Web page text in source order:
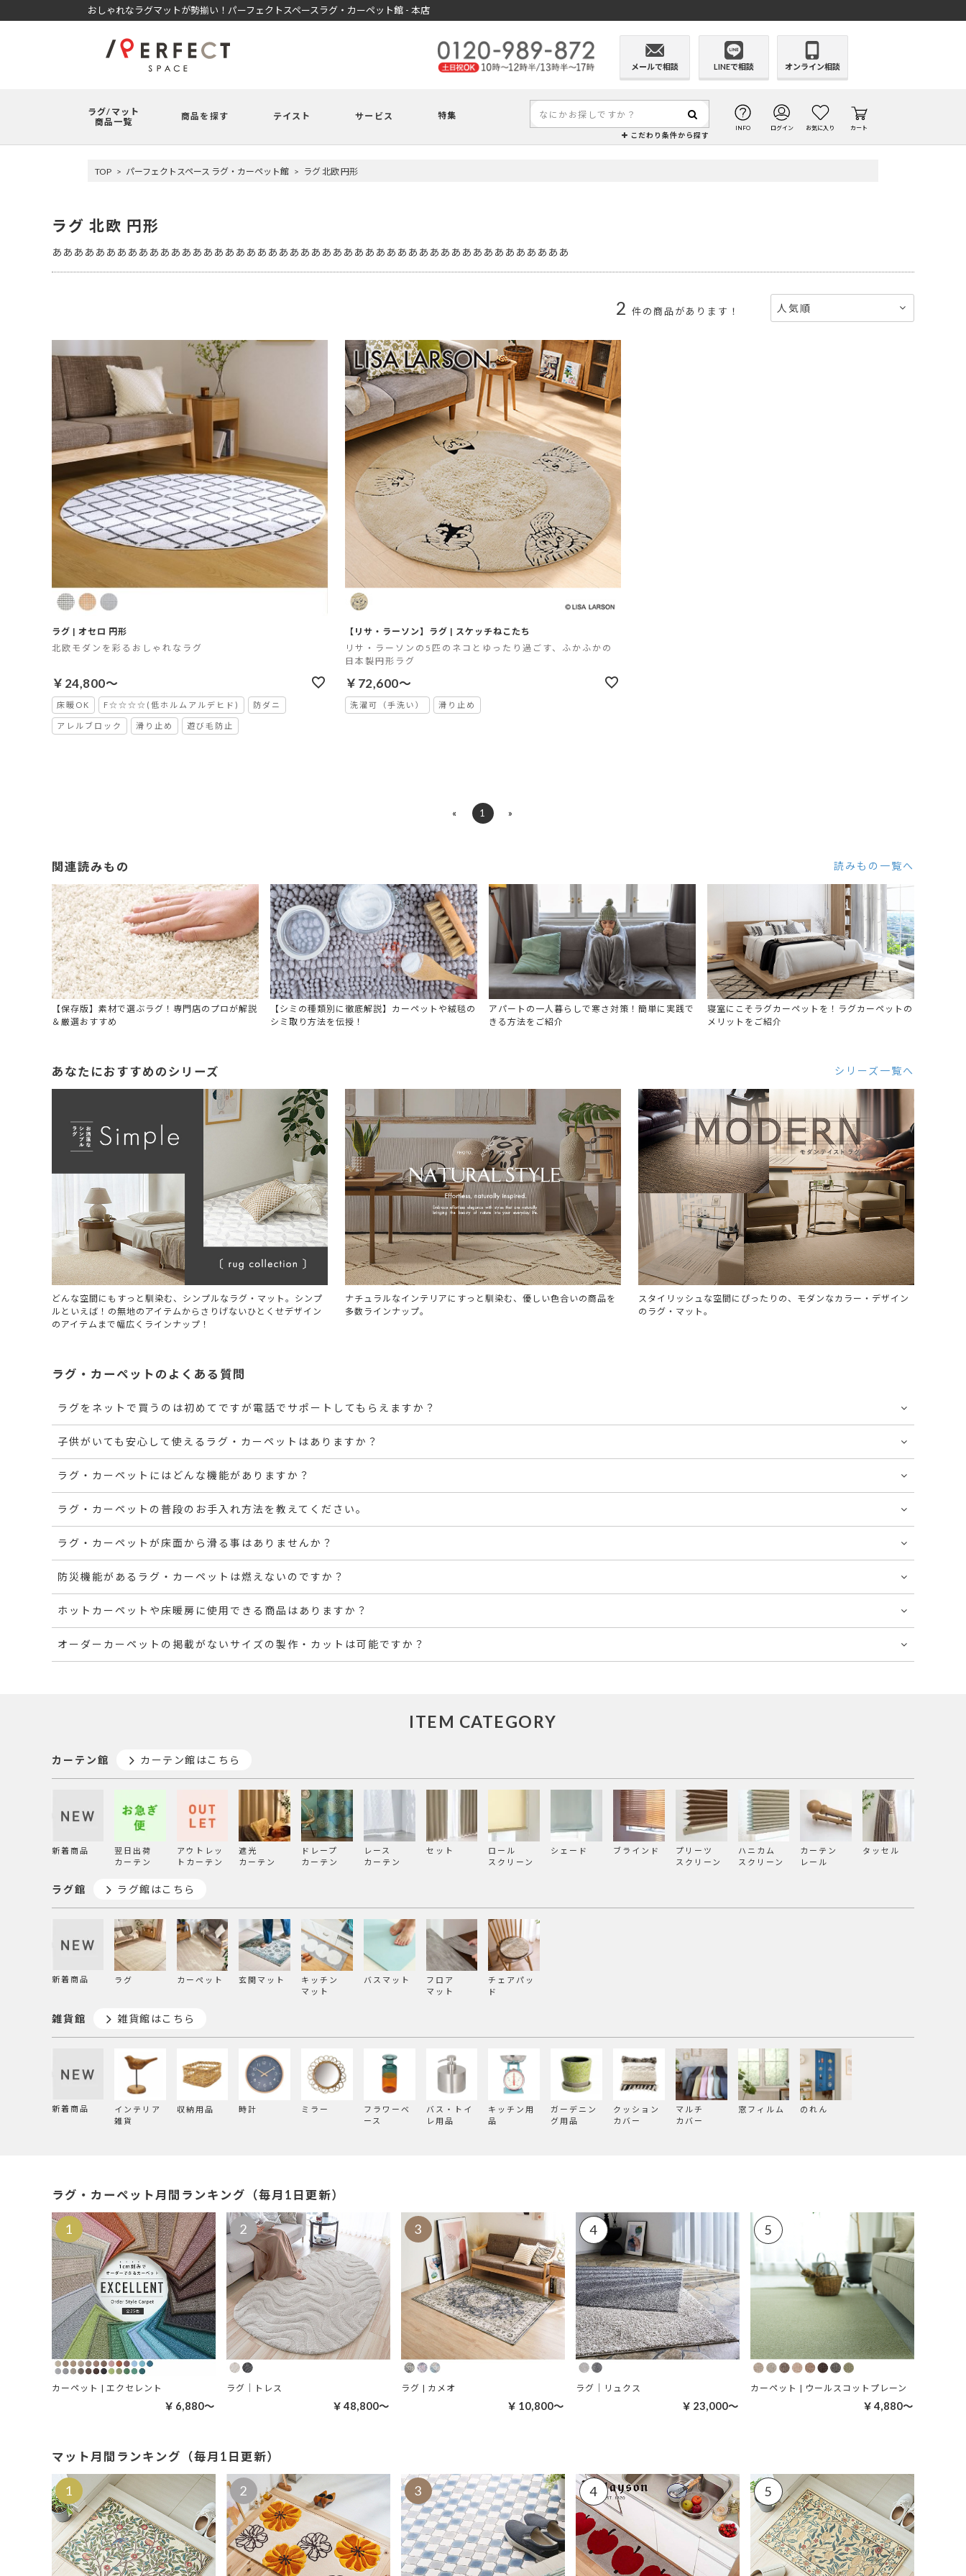
おしゃれなラグマットが勢揃い！パーフェクトスペースラグ・カーペット館 - 本店
メールで相談 LINEで相談 オンライン相談
ラグ/マット
商品一覧
商品を探す テイスト サービス 特集
こだわり条件から探す
INFO ログイン お気に入り カート
TOP パーフェクトスペース ラグ・カーペット館 ラグ 北欧 円形
ラグ 北欧 円形
ああああああああああああああああああああああああああああああああああああああああああああああああ
2 件の商品があります！ 人気順
ラグ | オセロ 円形
北欧モダンを彩るおしゃれなラグ
￥24,800～
床暖OK F☆☆☆☆(低ホルムアルデヒド) 防ダニ
アレルブロック 滑り止め 遊び毛防止
【リサ・ラーソン】ラグ | スケッチねこたち
リサ・ラーソンの5匹のネコとゆったり過ごす、ふかふかの
日本製円形ラグ
￥72,600～
洗濯可（手洗い） 滑り止め
« 1 »
関連読みもの 読みもの一覧へ
【保存版】素材で選ぶラグ！専門店のプロが解説
＆厳選おすすめ
【シミの種類別に徹底解説】カーペットや絨毯の
シミ取り方法を伝授！
アパートの一人暮らしで寒さ対策！簡単に実践で
きる方法をご紹介
寝室にこそラグカーペットを！ラグカーペットの
メリットをご紹介
あなたにおすすめのシリーズ シリーズ一覧へ
どんな空間にもすっと馴染む、シンプルなラグ・マット。シンプ
ルといえば！の無地のアイテムからさりげないひとくせデザイン
のアイテムまで幅広くラインナップ！
ナチュラルなインテリアにすっと馴染む、優しい色合いの商品を
多数ラインナップ。
スタイリッシュな空間にぴったりの、モダンなカラー・デザイン
のラグ・マット。
ラグ・カーペットのよくある質問
ラグをネットで買うのは初めてですが電話でサポートしてもらえますか？
子供がいても安心して使えるラグ・カーペットはありますか？
ラグ・カーペットにはどんな機能がありますか？
ラグ・カーペットの普段のお手入れ方法を教えてください。
ラグ・カーペットが床面から滑る事はありませんか？
防災機能があるラグ・カーペットは燃えないのですか？
ホットカーペットや床暖房に使用できる商品はありますか？
オーダーカーペットの掲載がないサイズの製作・カットは可能ですか？
ITEM CATEGORY
カーテン館 カーテン館はこちら
新着商品
翌日出荷
カーテン
アウトレッ
トカーテン
遮光
カーテン
ドレープ
カーテン
レース
カーテン
セット
ロール
スクリーン
シェード ブラインド
プリーツ
スクリーン
ハニカム
スクリーン
カーテン
レール
タッセル
ラグ館 ラグ館はこちら
新着商品 ラグ カーペット 玄関マット
キッチン
マット
バスマット
フロア
マット
チェアパッ
ド
雑貨館 雑貨館はこちら
新着商品
インテリア
雑貨
収納用品 時計 ミラー
フラワーベ
ース
バス・トイ
レ用品
キッチン用
品
ガーデニン
グ用品
クッション
カバー
マルチ
カバー
窓フィルム のれん
ラグ・カーペット月間ランキング（毎月1日更新）
カーペット | エクセレント
￥6,880～
ラグ｜トレス
￥48,800～
ラグ | カメオ
￥10,800～
ラグ｜リュクス
￥23,000～
カーペット | ウールスコットプレーン
￥4,880～
マット月間ランキング（毎月1日更新）